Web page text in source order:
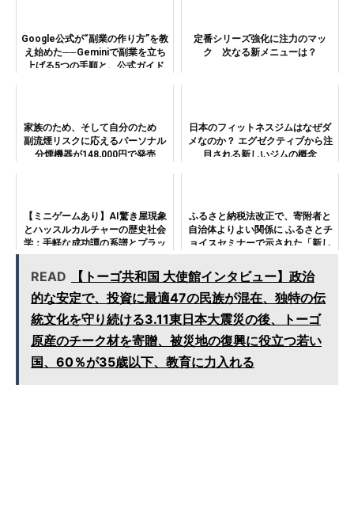
Google公式が“副業の作り方”を教
え始めた──Geminiで副業を立ち
上げる5つの手順と、公式ガイド
定番シリーズ強化に注力のマッ
ク 次なる新メニューは？
家族のため、そして自分のため
副流煙リスクに応えるパーソナル
分煙機器が148,000円で発売
日本のフィットネスジムはなぜダ
メなのか？ エグゼクティブから注
目される新しいジムの概念
【ミニゲームあり】AI驚き屋現象
とハッスルカルチャーの歴史社会
学：手軽な成功譚の系譜とプラッ
ふるさと納税法改正で、寄附者と
自治体よりよい関係に ふるさとチ
ョイスセミナーで示された「新し
READ
【トーゴ共和国 大使館インタビュー】政治
的な安定で、投資に最適47の民族が混在、独特の伝
統文化を守り続ける3.11東日本大震災の後、トーゴ
原産のチーク材を寄贈、被災地の復興に役立つ若い
国、60％が35歳以下、教育に力入れる